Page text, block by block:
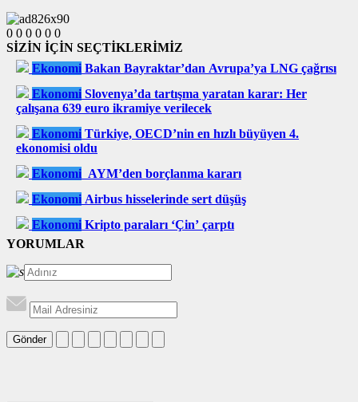
0 0 0 0 0 0
SİZİN İÇİN SEÇTİKLERİMİZ
Ekonomi Bakan Bayraktar’dan Avrupa’ya LNG çağrısı
Ekonomi Slovenya’da tartışma yaratan karar: Her
çalışana 639 euro ikramiye verilecek
Ekonomi Türkiye, OECD’nin en hızlı büyüyen 4.
ekonomisi oldu
Ekonomi AYM’den borçlanma kararı
Ekonomi Airbus hisselerinde sert düşüş
Ekonomi Kripto paraları ‘Çin’ çarptı
YORUMLAR
Gönder